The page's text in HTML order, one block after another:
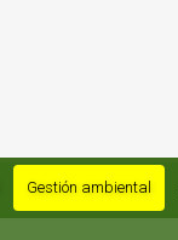
Gestión ambiental